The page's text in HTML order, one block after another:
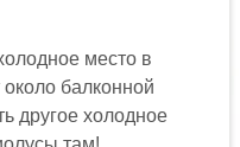
место в
балконной
другое холодное